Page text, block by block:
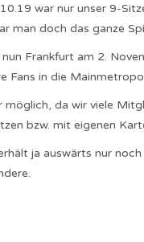
war nur unser 9-
man doch das ganze
Frankfurt am 2.
Fans in die
möglich, da wir viele
bzw. mit eigenen
ja auswärts nur